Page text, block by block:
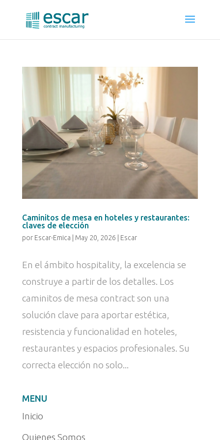
Caminitos de mesa en hoteles y restaurantes:
claves de elección
por Escar-Emica May 20, 2026 Escar
En el ámbito hospitality, la excelencia se
construye a partir de los detalles. Los
caminitos de mesa contract son una
solución clave para aportar estética,
resistencia y funcionalidad en hoteles,
restaurantes y espacios profesionales. Su
correcta elección no solo...
MENU
Inicio
Quienes Somos